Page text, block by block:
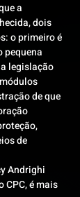
a
dois
o primeiro é
pequena
legislação
de que
de
Andrighi
CPC, é mais